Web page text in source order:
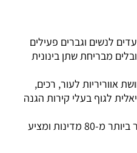
לנשים וגברים פעילים
מבריחת שתן בינונית
אווריריות לעור, רכים,
לגוף בעלי קירות הגנה
Seni הוא מותג בינלאומי הנמכר ביותר מ-80 מדינות ומציע